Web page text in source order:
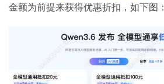
金额为前提来获得优惠折扣，如下图：